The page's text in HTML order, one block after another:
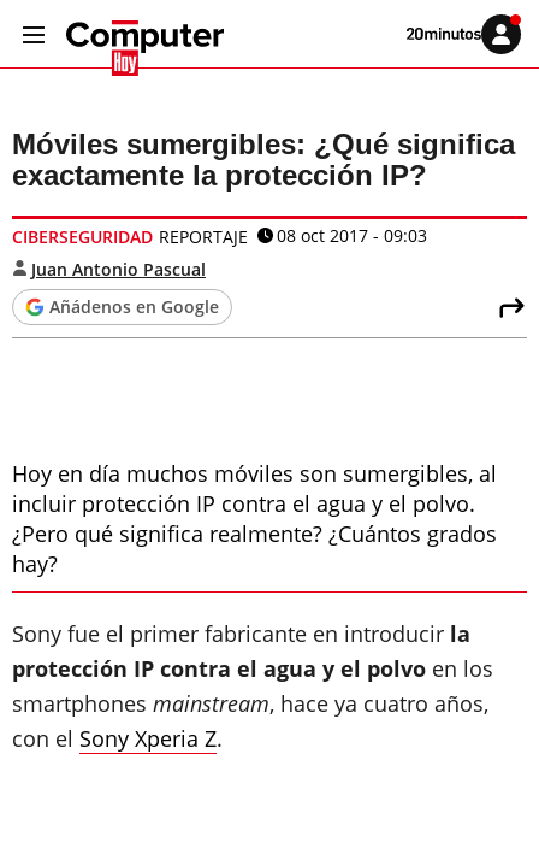
Volver
Iniciar
sesión
Móviles sumergibles: ¿Qué significa
exactamente la protección IP?
CIBERSEGURIDAD REPORTAJE
08 oct 2017 - 09:03
Juan Antonio Pascual
Añádenos en Google
Hoy en día muchos móviles son sumergibles, al
incluir protección IP contra el agua y el polvo.
¿Pero qué significa realmente? ¿Cuántos grados
hay?
Sony fue el primer fabricante en introducir la
protección IP contra el agua y el polvo en los
smartphones mainstream, hace ya cuatro años,
con el Sony Xperia Z.